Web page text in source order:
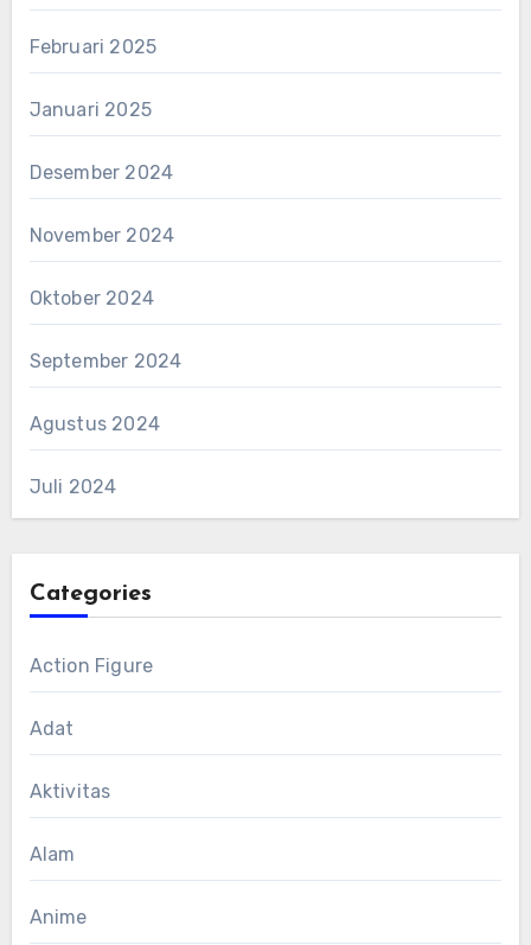
Februari 2025
Januari 2025
Desember 2024
November 2024
Oktober 2024
September 2024
Agustus 2024
Juli 2024
Categories
Action Figure
Adat
Aktivitas
Alam
Anime